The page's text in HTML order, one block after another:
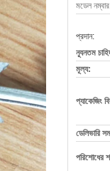
মডেল
প্রদান:
ন্যূনতম
মূল্য:
প্যাকেজিং
ডেলিভারি
পরিশোধের